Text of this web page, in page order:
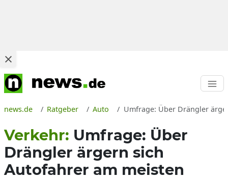
news.de Ratgeber Auto Umfrage: Über Drängler
Verkehr: Umfrage: Über
Drängler ärgern sich
Autofahrer am meisten